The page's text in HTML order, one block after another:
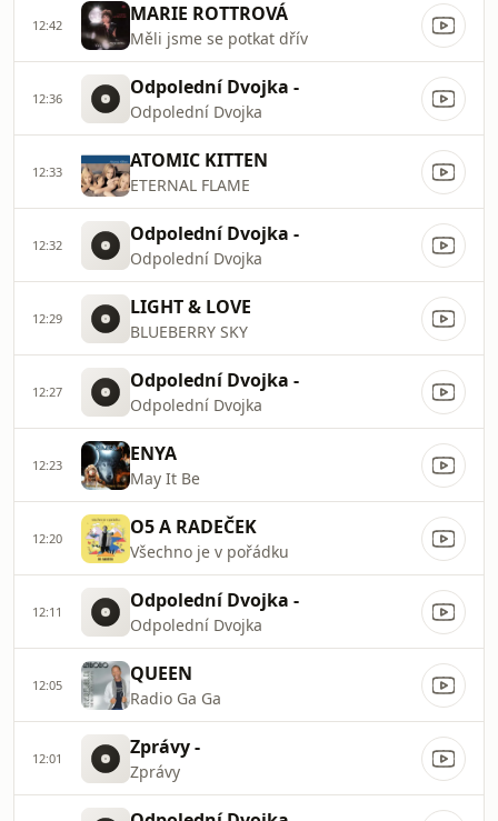
12:42 MARIE ROTTROVÁ
Měli jsme se potkat dřív
12:36 Odpolední Dvojka -
Odpolední Dvojka
12:33 ATOMIC KITTEN
ETERNAL FLAME
12:32 Odpolední Dvojka -
Odpolední Dvojka
12:29 LIGHT & LOVE
BLUEBERRY SKY
12:27 Odpolední Dvojka -
Odpolední Dvojka
12:23 ENYA
May It Be
12:20 O5 A RADEČEK
Všechno je v pořádku
12:11 Odpolední Dvojka -
Odpolední Dvojka
12:05 QUEEN
Radio Ga Ga
12:01 Zprávy -
Zprávy